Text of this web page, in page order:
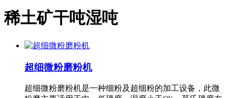
稀土矿干吨湿吨
超细微粉磨粉机
超细微粉磨粉机是一种细粉及超细粉的加工设备，此微